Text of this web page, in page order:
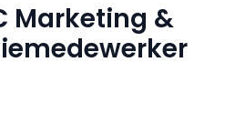
Marketing &